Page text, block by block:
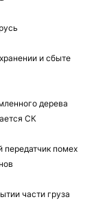
и сбыте
дерева
СК
помех
части груза